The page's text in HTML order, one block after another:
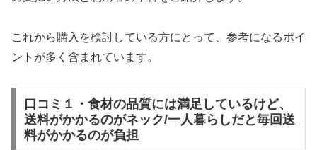
これから購入を検討している方にとって、参考になるポイ
ントが多く含まれています。
口コミ１・食材の品質には満足しているけど、
送料がかかるのがネック/一人暮らしだと毎回送
料がかかるのが負担